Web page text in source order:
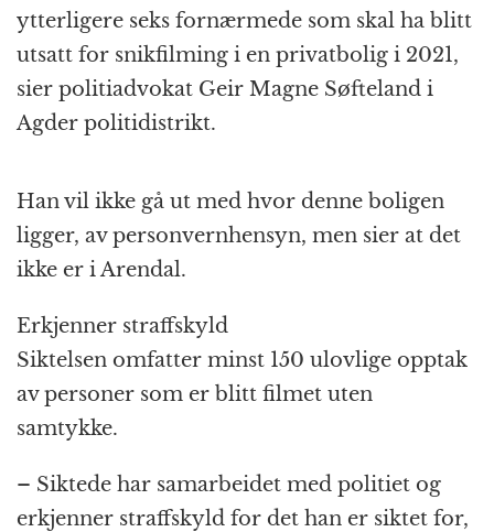
ytterligere seks fornærmede som skal ha blitt
utsatt for snikfilming i en privatbolig i 2021,
sier politiadvokat Geir Magne Søfteland i
Agder politidistrikt.
Han vil ikke gå ut med hvor denne boligen
ligger, av personvernhensyn, men sier at det
ikke er i Arendal.
Erkjenner straffskyld
Siktelsen omfatter minst 150 ulovlige opptak
av personer som er blitt filmet uten
samtykke.
– Siktede har samarbeidet med politiet og
erkjenner straffskyld for det han er siktet for,